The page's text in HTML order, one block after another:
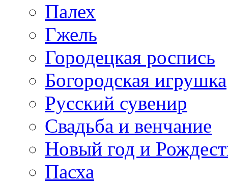
Палех
Гжель
Городецкая роспись
Богородская игрушка
Русский сувенир
Свадьба и венчание
Новый год и
Пасха